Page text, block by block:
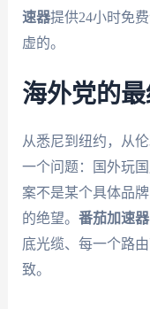
速器提供24小时免
虚的。
海外党的
从悉尼到纽约，从
一个问题：国外玩
案不是某个具体品
的绝望。 番茄加速器
底光缆、每一个路
致。